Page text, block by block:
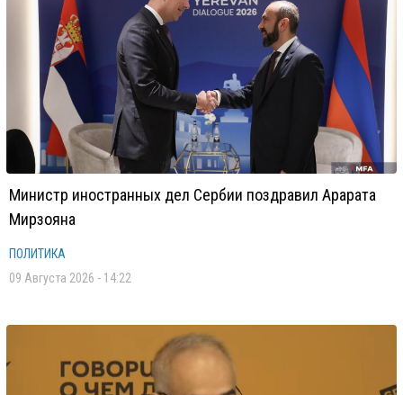
Министр иностранных дел Сербии поздравил Арарата
Мирзояна
ПОЛИТИКА
09 Августа 2026 - 14:22